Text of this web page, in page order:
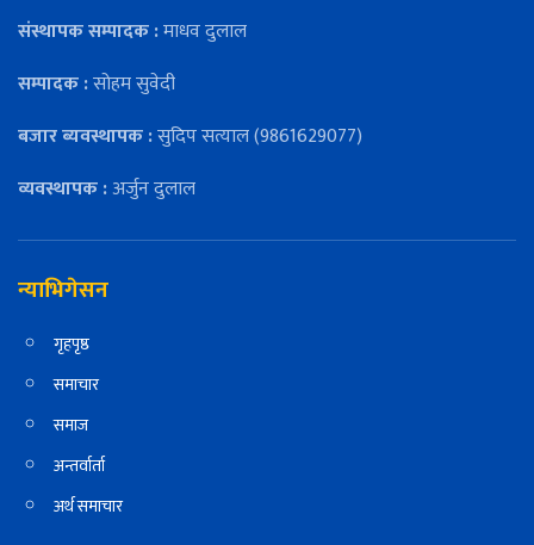
संस्थापक सम्पादक :माधव दुलाल
सम्पादक :सोहम सुवेदी
बजार ब्यवस्थापक :सुदिप सत्याल (9861629077)
व्यवस्थापक :अर्जुन दुलाल
न्याभिगेसन
गृहपृष्ठ
समाचार
समाज
अन्तर्वार्ता
अर्थ समाचार